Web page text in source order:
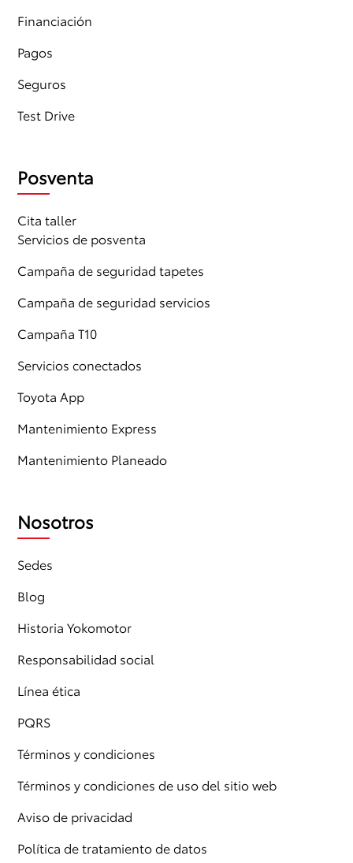
Financiación
Pagos
Seguros
Test Drive
Posventa
Cita taller
Servicios de posventa
Campaña de seguridad tapetes
Campaña de seguridad servicios
Campaña T10
Servicios conectados
Toyota App
Mantenimiento Express
Mantenimiento Planeado
Nosotros
Sedes
Blog
Historia Yokomotor
Responsabilidad social
Línea ética
PQRS
Términos y condiciones
Términos y condiciones de uso del sitio web
Aviso de privacidad
Política de tratamiento de datos